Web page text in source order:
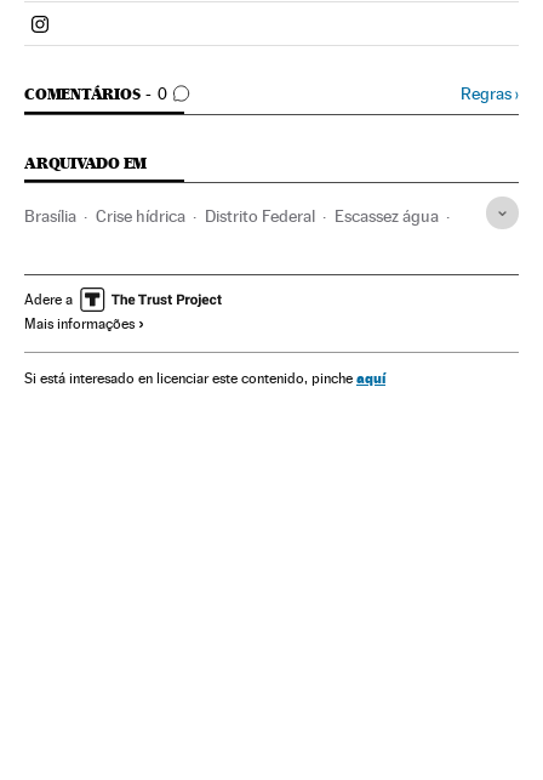
Politica El País Brasil en Instagram
COMENTÁRIOS 0
COMENTÁRIOS Regras›
ARQUIVADO EM
Brasília Crise hídrica Distrito Federal Escassez água
Problemas ambientais Meteorologia
América do Sul
Adere a
Mais informações
Si está interesado en licenciar este contenido, pinche aquí